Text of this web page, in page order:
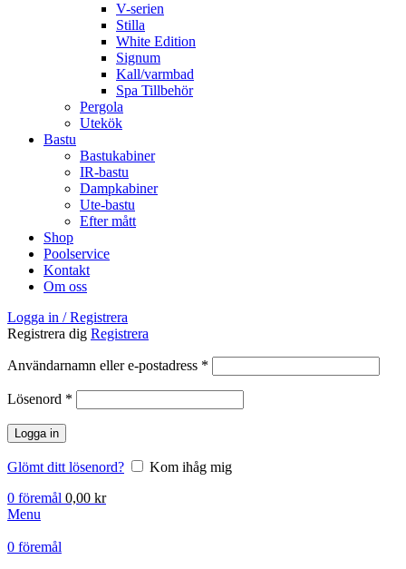
V-serien
Stilla
White Edition
Signum
Kall/varmbad
Spa Tillbehör
Pergola
Utekök
Bastu
Bastukabiner
IR-bastu
Dampkabiner
Ute-bastu
Efter mått
Shop
Poolservice
Kontakt
Om oss
Logga in / Registrera
Registrera dig Registrera
Användarnamn eller e-postadress *
Lösenord *
Logga in
Glömt ditt lösenord?
Kom ihåg mig
0 föremål 0,00 kr
Menu
0 föremål